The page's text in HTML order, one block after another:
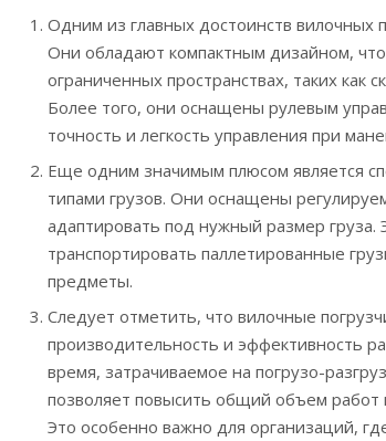
Одним из главных достоинств вилочных
Они обладают компактным дизайном,
ограниченных пространствах, таких как
Более того, они оснащены рулевым
точность и легкость управления при
Еще одним значимым плюсом является
типами грузов. Они оснащены
адаптировать под нужный размер груза.
транспортировать паллетированные
предметы.
Следует отметить, что вилочные
производительность и эффективность
время, затрачиваемое на погрузо-
позволяет повысить общий объем работ
Это особенно важно для организаций,